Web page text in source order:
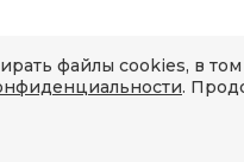
файлы cookies, в
.